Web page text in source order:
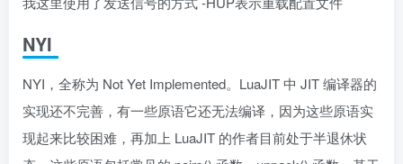
NYI
NYI，全称为 Not Yet Implemented。LuaJIT 中 JIT 编译器的
实现还不完善，有一些原语它还无法编译，因为这些原语实
现起来比较困难，再加上 LuaJIT 的作者目前处于半退休状